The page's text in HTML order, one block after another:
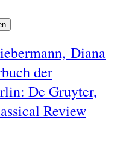
Diana
der
De Gruyter,
Review